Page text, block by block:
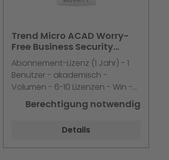
Trend Micro ACAD Worry-
Free Business Security
Services v5 6-10 Liz. 1
Jahresliz.Preis p.Liz.
Abonnement-Lizenz (1 Jahr) - 1
Benutzer - akademisch -
Volumen - 6-10 Lizenzen - Win -
Englisch
Berechtigung notwendig
Details